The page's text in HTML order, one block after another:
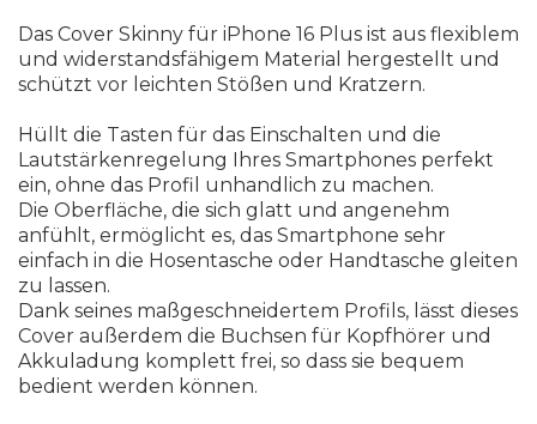
Das Cover Skinny für iPhone 16 Plus ist aus flexiblem
und widerstandsfähigem Material hergestellt und
schützt vor leichten Stößen und Kratzern.
Hüllt die Tasten für das Einschalten und die
Lautstärkenregelung Ihres Smartphones perfekt
ein, ohne das Profil unhandlich zu machen.
Die Oberfläche, die sich glatt und angenehm
anfühlt, ermöglicht es, das Smartphone sehr
einfach in die Hosentasche oder Handtasche gleiten
zu lassen.
Dank seines maßgeschneidertem Profils, lässt dieses
Cover außerdem die Buchsen für Kopfhörer und
Akkuladung komplett frei, so dass sie bequem
bedient werden können.